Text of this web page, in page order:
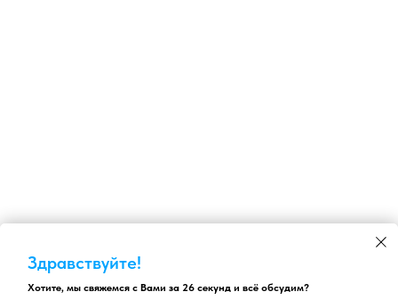
Здравствуйте!
Хотите, мы свяжемся с Вами за 26 секунд и всё обсудим?